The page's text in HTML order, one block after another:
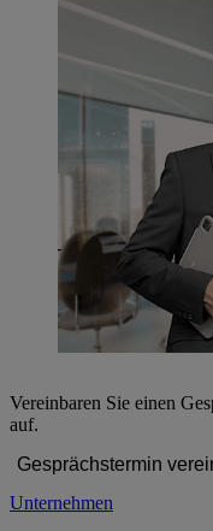
Vereinbaren Sie einen
auf.
Gesprächstermin
Unternehmen